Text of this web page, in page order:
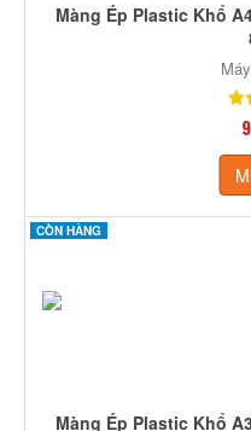
Màng Ép Plastic Khổ
CÒN HÀNG
Màng Ép Plastic Khổ